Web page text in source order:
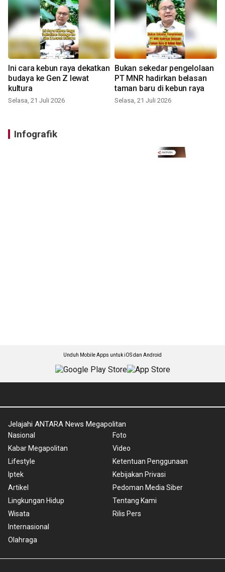
Ini cara kebun raya dekatkan
budaya ke Gen Z lewat
kultura
Selasa, 21 Juli 2026
Bukan sekedar pengelolaan
PT MNR hadirkan belasan
taman baru di kebun raya
Selasa, 21 Juli 2026
Infografik
Unduh Mobile Apps untuk iOS dan Android
Jelajahi ANTARA News Megapolitan
Nasional
Kabar Megapolitan
Lifestyle
Iptek
Artikel
Lingkungan Hidup
Wisata
Internasional
Olahraga
Foto
Video
Ketentuan Penggunaan
Kebijakan Privasi
Pedoman Media Siber
Tentang Kami
Rilis Pers